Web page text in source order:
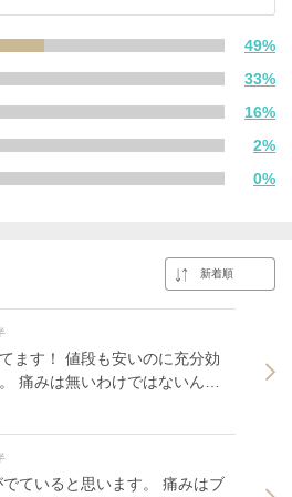
49%
33%
16%
2%
0%
ます！ 値段も安いのに充分効
痛みは無いわけではないんで
です。
ていると思います。 痛みはブ